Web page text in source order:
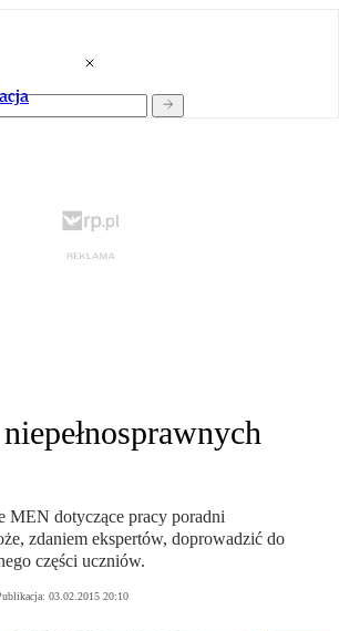
MEN dotyczące pracy poradni
zdaniem ekspertów, doprowadzić do
części uczniów.
03.02.2015 20:10